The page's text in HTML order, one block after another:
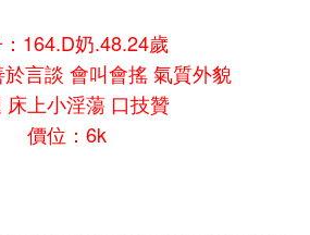
164.D奶.48.24歲
言談 會叫會搖 氣質外貌
床上小淫蕩 口技贊
價位：6k